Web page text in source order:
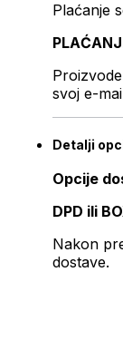
Plaćanje
svoj e-
Detalji
Opcije
DPD ili
Nakon
dostave.